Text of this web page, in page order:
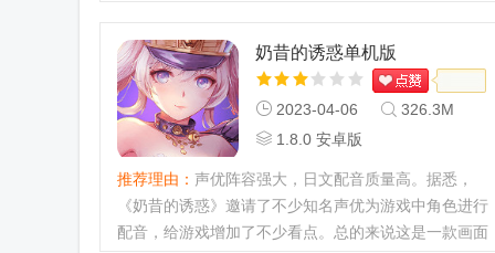
奶昔的诱惑单机版
2023-04-06
326.3M
1.8.0 安卓版
推荐理由： 声优阵容强大，日文配音质量高。据悉，
《奶昔的诱惑》邀请了不少知名声优为游戏中角色进行
配音，给游戏增加了不少看点。总的来说这是一款画面